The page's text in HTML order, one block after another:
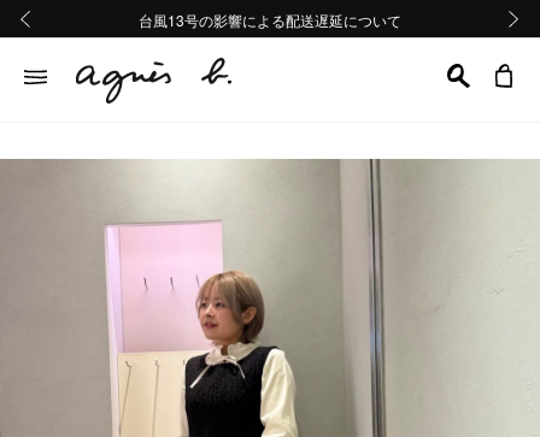
熊本地域地震の影響による配送遅延について
Summer Sale 2buy10%OFF!!
台風13号の影響による配送遅延について
熊本地域地震の影響による配送遅延について
Summer Sale 2buy10%OFF!!